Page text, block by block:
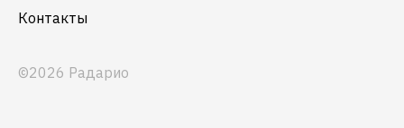
Контакты
©2026 Радарио